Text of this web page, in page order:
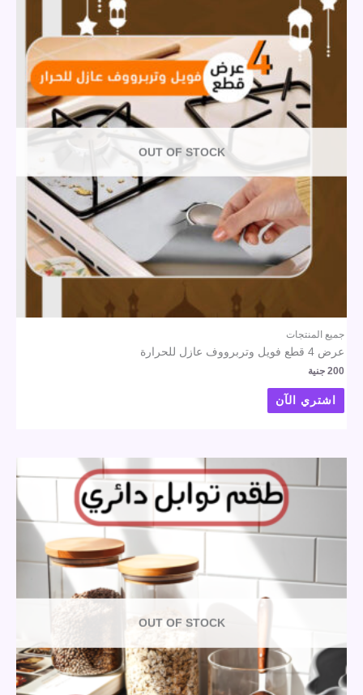
OUT OF STOCK
جميع المنتجات
عرض 4 قطع فويل وتربرووف عازل للحرارة
200 جنية
اشتري الآن
OUT OF STOCK